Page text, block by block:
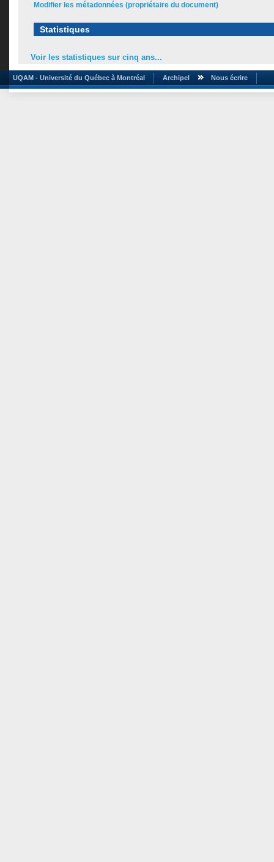
Modifier les métadonnées (propriétaire du document)
Statistiques
Voir les statistiques sur cinq ans...
UQAM - Université du Québec à Montréal Archipel Nous écrire